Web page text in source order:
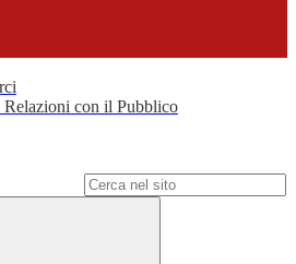
con il Pubblico